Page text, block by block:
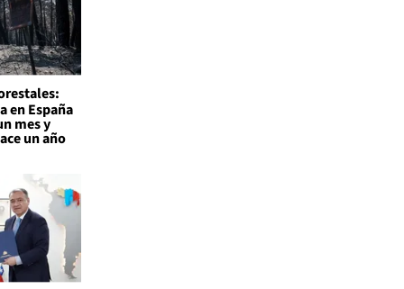
en España
mes y
un año